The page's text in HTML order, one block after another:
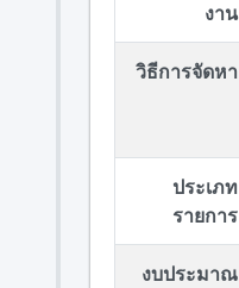
งาน
วิธีการจัดหา
ประเภท
รายการ
งบประมาณ